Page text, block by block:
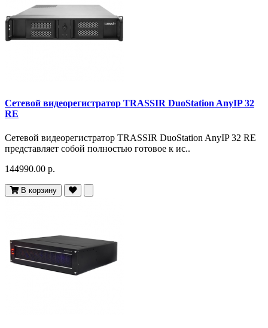
Сетевой видеорегистратор TRASSIR DuoStation AnyIP 32
RE
Сетевой видеорегистратор TRASSIR DuoStation AnyIP 32 RE
представляет собой полностью готовое к ис..
144990.00 р.
В корзину